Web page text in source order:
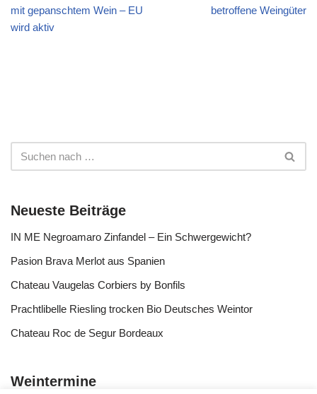
mit gepanschtem Wein – EU
wird aktiv
betroffene Weingüter
Neueste Beiträge
IN ME Negroamaro Zinfandel – Ein Schwergewicht?
Pasion Brava Merlot aus Spanien
Chateau Vaugelas Corbiers by Bonfils
Prachtlibelle Riesling trocken Bio Deutsches Weintor
Chateau Roc de Segur Bordeaux
Weintermine